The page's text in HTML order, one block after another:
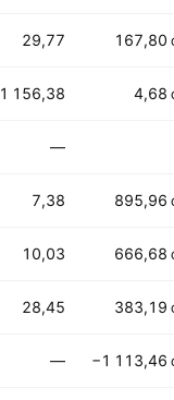
29,77 167,80
1 156,38 4,68
—
7,38 895,96
10,03 666,68
28,45 383,19
— −1 113,46